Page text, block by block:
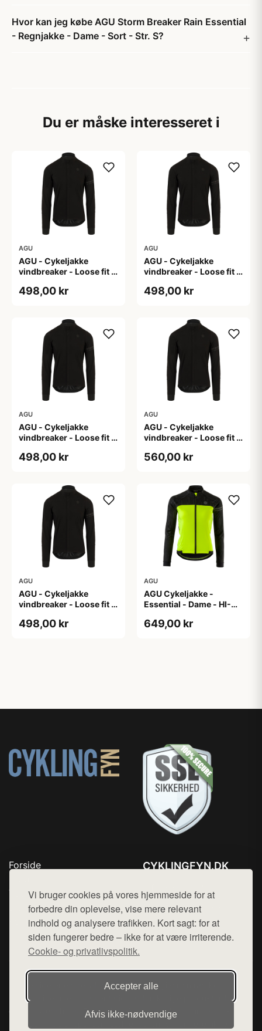
Vi bruger cookies på vores hjemmeside for at
forbedre din oplevelse, vise mere relevant
indhold og analysere trafikken. Kort sagt: for at
siden fungerer bedre – ikke for at være irriterende.
Cookie- og privatlivspolitik.
Accepter alle
Afvis ikke‑nødvendige
Hvor kan jeg købe AGU Storm Breaker Rain Essential
- Regnjakke - Dame - Sort - Str. S?
Du er måske interesseret i
AGU
AGU - Cykeljakke
vindbreaker - Loose fit -
498,00 kr
AGU
AGU - Cykeljakke
vindbreaker - Loose fit -
498,00 kr
AGU
AGU - Cykeljakke
vindbreaker - Loose fit -
498,00 kr
AGU
AGU - Cykeljakke
vindbreaker - Loose fit -
560,00 kr
AGU
AGU - Cykeljakke
vindbreaker - Loose fit -
498,00 kr
AGU
AGU Cykeljakke -
Essential - Dame - HI-
649,00 kr
Forside
Top Rabatter
Blog
Kontakt
CYKLINGFYN.DK
Mail: hej@want.dk
Cookie- og privatlivspolitik
Denne side er en del af want.dk, der udgiver en række
hjemmesider med præsentation af forskellige produkter fra
diverse webshops. Der sælges ikke varer fra denne side - vi